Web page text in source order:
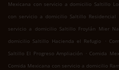
Mexicana con servicio a domicilio Saltillo
con servicio a domicilio Saltillo Residencial
servicio a domicilio Saltillo Froylán Mier
domicilio Saltillo Hacienda el Refugio
.
Saltillo El Progreso Ampliación . Comida
Comida Mexicana con servicio a domicilio